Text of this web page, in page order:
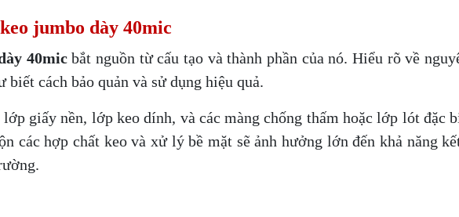
jumbo dày 40mic
40micbắt nguồn từ cấu tạo và thành phần của nó. Hiểu rõ về
cách bảo quản và sử dụng hiệu quả.
giấy nền, lớp keo dính, và các màng chống thấm hoặc lớp lót đặc
các hợp chất keo và xử lý bề mặt sẽ ảnh hưởng lớn đến khả năng